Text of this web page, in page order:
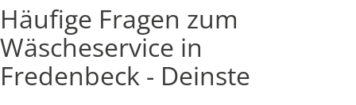
Häufige Fragen zum
Wäscheservice in
Fredenbeck - Deinste